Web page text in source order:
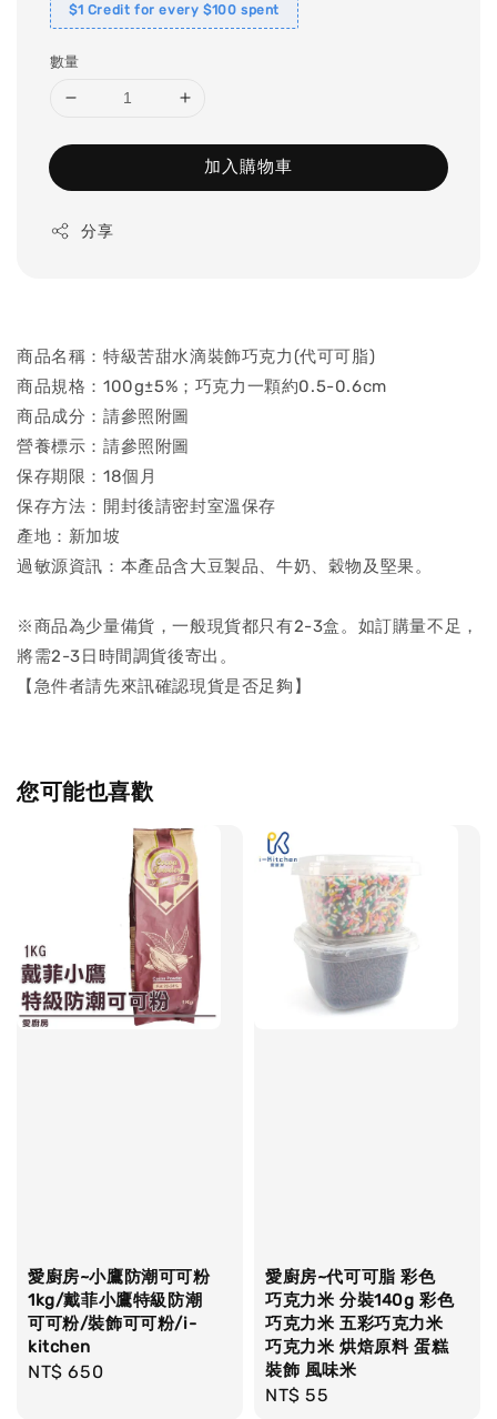
$1 Credit for every $100 spent
數量
加入購物車
分享
商品名稱：特級苦甜水滴裝飾巧克力(代可可脂)
商品規格：100g±5%；巧克力一顆約0.5-0.6cm
商品成分：請參照附圖
營養標示：請參照附圖
保存期限：18個月
保存方法：開封後請密封室溫保存
產地：新加坡
過敏源資訊：本產品含大豆製品、牛奶、穀物及堅果。
※商品為少量備貨，一般現貨都只有2-3盒。如訂購量不足，
將需2-3日時間調貨後寄出。
【急件者請先來訊確認現貨是否足夠】
您可能也喜歡
愛廚房~小鷹防潮可可粉
1kg/戴菲小鷹特級防潮
可可粉/裝飾可可粉/i-
kitchen
Regular
NT$ 650
愛廚房~代可可脂 彩色
巧克力米 分裝140g 彩色
巧克力米 五彩巧克力米
巧克力米 烘焙原料 蛋糕
裝飾 風味米
Regular
NT$ 55